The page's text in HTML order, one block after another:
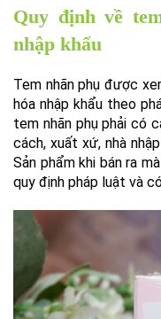
Quy định về
nhập khẩu
Tem nhãn phụ được
hóa nhập khẩu theo
tem nhãn phụ phải có
cách, xuất xứ, nhà
Sản phẩm khi bán ra
quy định pháp luật và